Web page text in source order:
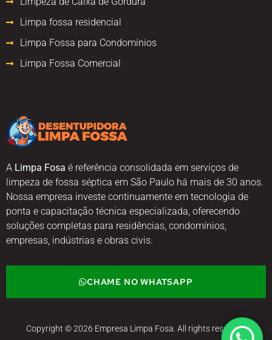
A Limpa Fosa é referência consolidada em serviços de
limpeza de fossa séptica em São Paulo há mais de 30 anos.
Nossa empresa investe continuamente em tecnologia de
ponta e capacitação técnica especializada, oferecendo
soluções completas para residências, condomínios,
empresas, indústrias e obras civis.
CHAME NO WHATSAPP
Limpa fossa residencial
Limpa Fossa para Condomínios
Limpa Fossa Comercial
Copyright © 2026 Empresa Limpa Fosa. All rights reserved.